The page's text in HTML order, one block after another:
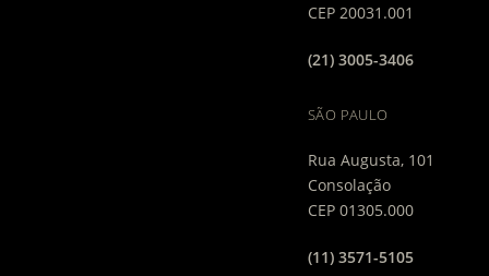
CEP 20031.001
(21) 3005-3406
SÃO PAULO
Rua Augusta, 101
Consolação
CEP 01305.000
(11) 3571-5105